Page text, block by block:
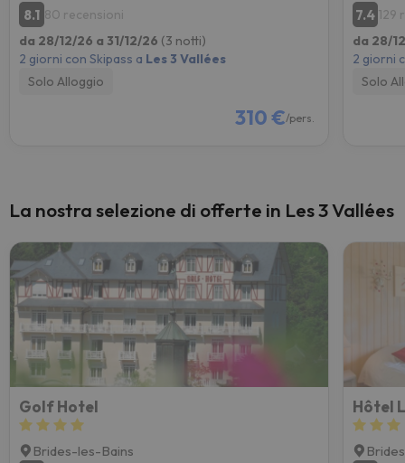
8.1 80 recensioni
da 28/12/26 a 31/12/26 (3 notti)
2 giorni con Skipass a Les 3 Vallées
Solo Alloggio
310 €/pers.
7.4 129
da 28/
2 giorni
Solo
La nostra selezione di offerte in Les 3 Vallées
Golf Hotel
Brides-les-Bains
Hôtel